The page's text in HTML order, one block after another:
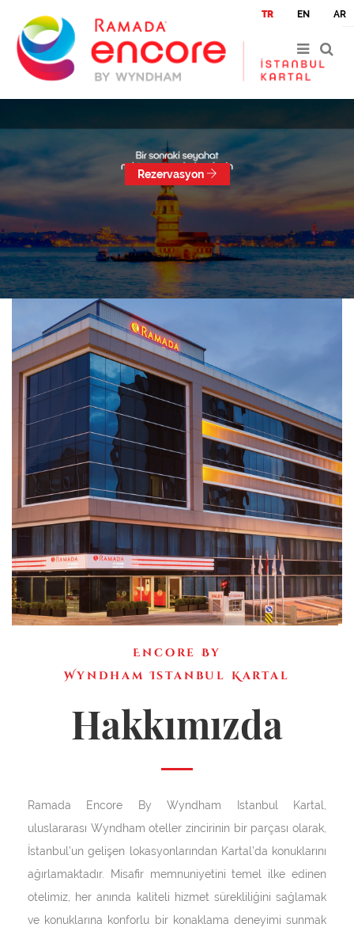
TR EN AR
Rezervasyon
Encore By
Wyndham Istanbul Kartal
Hakkımızda
Ramada Encore By Wyndham Istanbul Kartal,
uluslararası Wyndham oteller zincirinin bir parçası olarak,
İstanbul’un gelişen lokasyonlarından Kartal’da konuklarını
ağırlamaktadır. Misafir memnuniyetini temel ilke edinen
otelimiz, her anında kaliteli hizmet sürekliliğini sağlamak
ve konuklarına konforlu bir konaklama deneyimi sunmak